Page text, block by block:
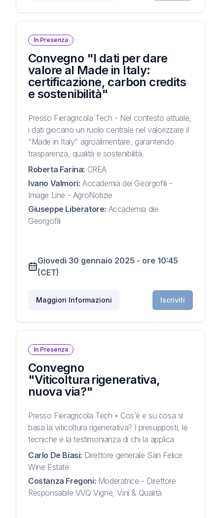
In Presenza
Convegno "I dati per dare
valore al Made in Italy:
certificazione, carbon credits
e sostenibilità"
Presso Fieragricola Tech - Nel contesto attuale,
i dati giocano un ruolo centrale nel valorizzare il
“Made in Italy” agroalimentare, garantendo
trasparenza, qualità e sostenibilità.
Roberta Farina: CREA
Ivano Valmori: Accademia dei Georgofili -
Image Line - AgroNotizie
Giuseppe Liberatore: Accademia dei
Georgofili
Giovedì 30 gennaio 2025 - ore 10:45
(CET)
Maggiori Informazioni Iscriviti
In Presenza
Convegno
"Viticoltura rigenerativa,
nuova via?"
Presso Fieragricola Tech • Cos’è e su cosa si
basa la viticoltura rigenerativa? I presupposti, le
tecniche e la testimonianza di chi la applica
Carlo De Biasi: Direttore generale San Felice
Wine Estate
Costanza Fregoni: Moderatrice - Direttore
Responsabile VVQ Vigne, Vini & Qualità